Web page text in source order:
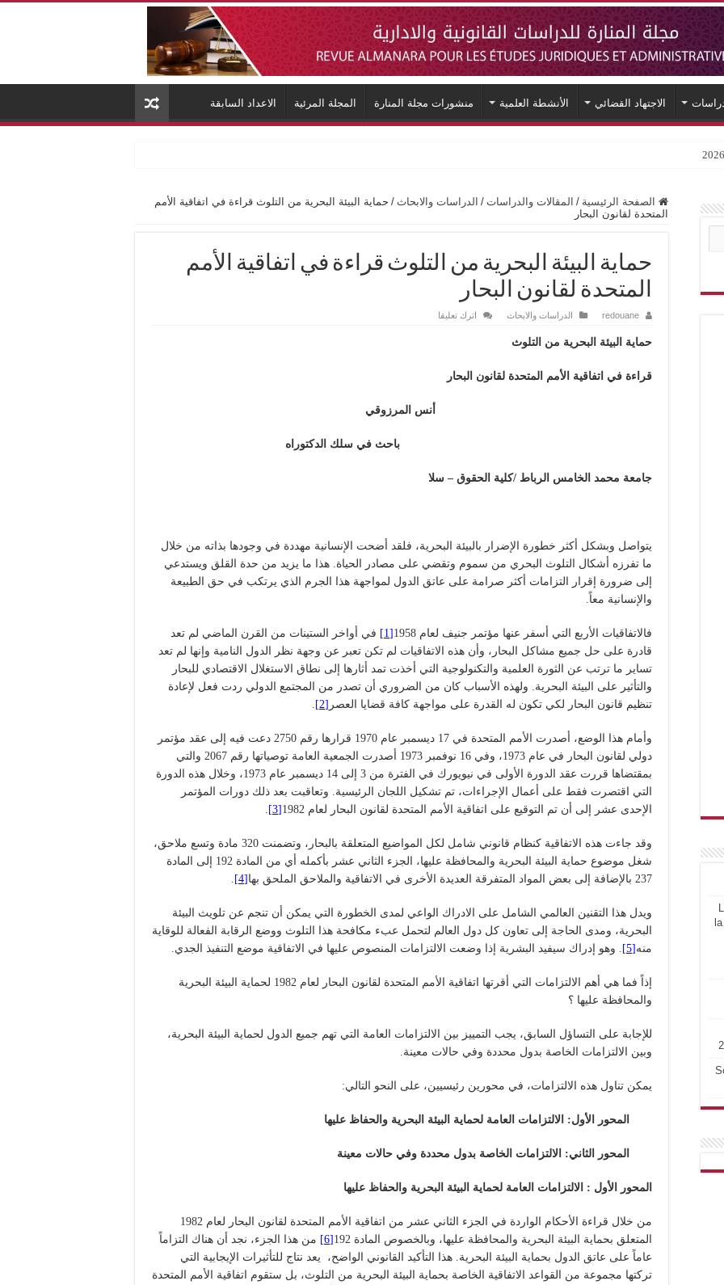
الاجتهاد القضائي الأنشطة العلمية منشورات مجلة المنارة المجلة المرئية الاعداد السابقة
الصفحة الرئيسية / المقالات والدراسات / الدراسات والابحاث / حماية البيئة البحرية من التلوث قراءة في اتفاقية الأمم
المتحدة لقانون البحار
حماية البيئة البحرية من التلوث قراءة في اتفاقية الأمم
المتحدة لقانون البحار
redouane الدراسات والابحاث اترك تعليقا
حماية البيئة البحرية من التلوث
قراءة في اتفاقية الأمم المتحدة لقانون البحار
أنس المرزوقي
باحث في سلك الدكتوراه
جامعة محمد الخامس الرباط /كلية الحقوق – سلا
يتواصل وبشكل أكثر خطورة الإضرار بالبيئة البحرية، فلقد أضحت الإنسانية مهددة في وجودها بذاته من خلال
ما تفرزه أشكال التلوث البحري من سموم وتقضي على مصادر الحياة. هذا ما يزيد من حدة القلق ويستدعي
إلى ضرورة إقرار التزامات أكثر صرامة على عاتق الدول لمواجهة هذا الجرم الذي يرتكب في حق الطبيعة
والإنسانية معاً.
فالاتفاقيات الأربع التي أسفر عنها مؤتمر جنيف لعام 1958 [1]
في أواخر الستينات من القرن الماضي لم تعد
قادرة على حل جميع مشاكل البحار، وأن هذه الاتفاقيات لم تكن تعبر عن وجهة نظر الدول النامية وإنها لم تعد
تساير ما ترتب عن الثورة العلمية والتكنولوجية التي أخذت تمد أثارها إلى نطاق الاستغلال الاقتصادي للبحار
والتأثير على البيئة البحرية. ولهذه الأسباب كان من الضروري أن تصدر من المجتمع الدولي ردت فعل لإعادة
تنظيم قانون البحار لكي تكون له القدرة على مواجهة كافة قضايا العصر [2]
وأمام هذا الوضع، أصدرت الأمم المتحدة في 17 ديسمبر عام 1970 قرارها رقم 2750 دعت فيه إلى عقد مؤتمر
دولي لقانون البحار في عام 1973، وفي 16 نوفمبر 1973 أصدرت الجمعية العامة توصياتها رقم 2067 والتي
بمقتضاها قررت عقد الدورة الأولى في نيويورك في الفترة من 3 إلى 14 ديسمبر عام 1973، وخلال هذه الدورة
التي اقتصرت فقط على أعمال الإجراءات، تم تشكيل اللجان الرئيسية. وتعاقبت بعد ذلك دورات المؤتمر
الإحدى عشر إلى أن تم التوقيع على اتفاقية الأمم المتحدة لقانون البحار لعام 1982
[3]
وقد جاءت هذه الاتفاقية كنظام قانوني شامل لكل المواضيع المتعلقة بالبحار، وتضمنت 320 مادة وتسع ملاحق،
شغل موضوع حماية البيئة البحرية والمحافظة عليها، الجزء الثاني عشر بأكمله أي من المادة 192 إلى المادة
237 بالإضافة إلى بعض المواد المتفرقة العديدة الأخرى في الاتفاقية والملاحق الملحق بها
[4]
ويدل هذا التقنين العالمي الشامل على الادراك الواعي لمدى الخطورة التي يمكن أن تنجم عن تلويث البيئة
البحرية، ومدى الحاجة إلى تعاون كل دول العالم لتحمل عبء مكافحة هذا التلوث ووضع الرقابة الفعالة للوقاية
منه [5] . وهو إدراك سيفيد البشرية إذا وضعت الالتزامات المنصوص عليها في الاتفاقية موضع التنفيذ الجدي.
إذاً فما هي أهم الالتزامات التي أقرتها اتفاقية الأمم المتحدة لقانون البحار لعام 1982 لحماية البيئة البحرية
والمحافظة عليها ؟
للإجابة على التساؤل السابق، يجب التمييز بين الالتزامات العامة التي تهم جميع الدول لحماية البيئة البحرية،
وبين الالتزامات الخاصة بدول محددة وفي حالات معينة.
يمكن تناول هذه الالتزامات، في محورين رئيسيين، على النحو التالي:
المحور الأول: الالتزامات العامة لحماية البيئة البحرية والحفاظ عليها
المحور الثاني: الالتزامات الخاصة بدول محددة وفي حالات معينة
المحور الأول : الالتزامات العامة لحماية البيئة البحرية والحفاظ عليها
من خلال قراءة الأحكام الواردة في الجزء الثاني عشر من اتفاقية الأمم المتحدة لقانون البحار لعام 1982
المتعلق بحماية البيئة البحرية والمحافظة عليها، وبالخصوص المادة 192
[6]
من هذا الجزء، نجد أن هناك التزاماً
عاماً على عاتق الدول بحماية البيئة البحرية. هذا التأكيد القانوني الواضح، يعد نتاج للتأثيرات الإيجابية التي
تركتها مجموعة من القواعد الاتفاقية الخاصة بحماية البيئة البحرية من التلوث، بل ستقوم اتفاقية الأمم المتحدة